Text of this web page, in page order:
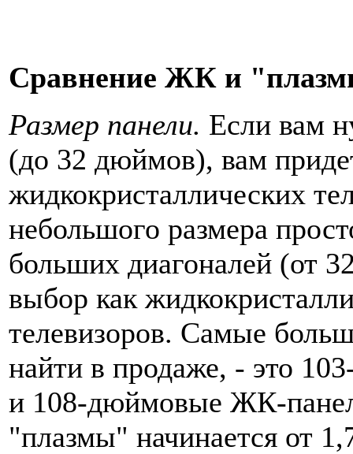
Сравнение ЖК и
Размер панели. Если вам
(до 32 дюймов), вам
жидкокристаллических
небольшого размера
больших диагоналей (от
выбор как
телевизоров. Самые
найти в продаже, - это
и 108-дюймовые ЖК-
"плазмы" начинается от